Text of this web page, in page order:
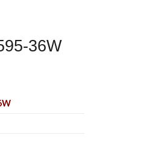
36W